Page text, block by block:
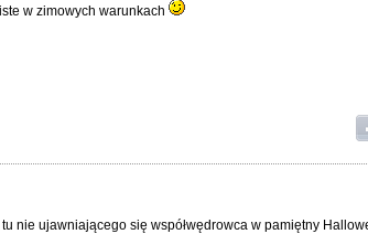
w zimowych warunkach
nie ujawniającego się współwędrowca w pamiętny